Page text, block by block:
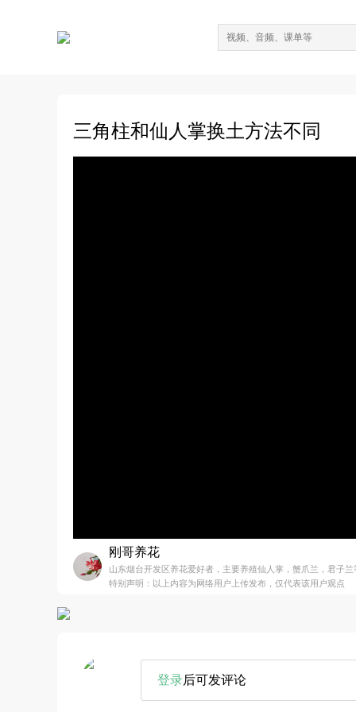
三角柱和仙人掌换土方法不同
刚哥养花
山东烟台开发区养花爱好者，主要养殖仙人掌，蟹爪兰，君子兰
特别声明：以上内容为网络用户上传发布，仅代表该用户观点
登录后可发评论